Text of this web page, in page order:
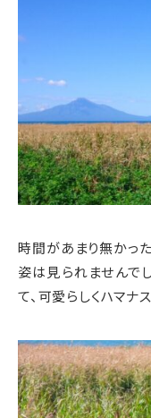
時間があまり無かっ
姿は見られませんで
て、可愛らしくハマナ